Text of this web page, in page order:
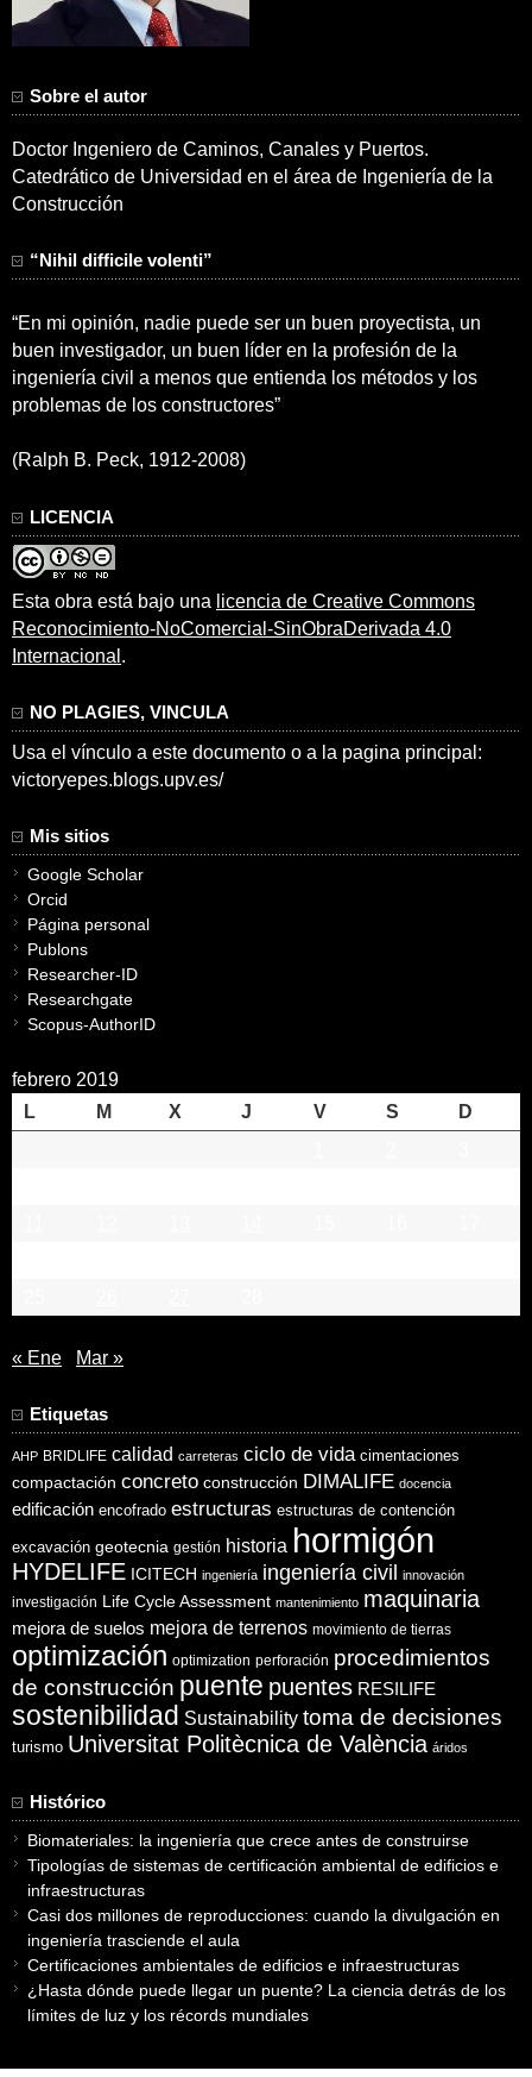
Sobre el autor
Doctor Ingeniero de Caminos, Canales y Puertos.
Catedrático de Universidad en el área de Ingeniería de la
Construcción
“Nihil difficile volenti”
“En mi opinión, nadie puede ser un buen proyectista, un
buen investigador, un buen líder en la profesión de la
ingeniería civil a menos que entienda los métodos y los
problemas de los constructores”
(Ralph B. Peck, 1912-2008)
LICENCIA
Esta obra está bajo una licencia de Creative Commons
Reconocimiento-NoComercial-SinObraDerivada 4.0
Internacional .
NO PLAGIES, VINCULA
Usa el vínculo a este documento o a la pagina principal:
victoryepes.blogs.upv.es/
Mis sitios
Google Scholar
Orcid
Página personal
Publons
Researcher-ID
Researchgate
Scopus-AuthorID
febrero 2019
L
M X J V S
D
« Ene Mar »
Etiquetas
AHP BRIDLIFE calidad carreteras ciclo de vida cimentaciones
compactación concreto construcción DIMALIFE docencia
edificación encofrado estructuras estructuras de contención
excavación geotecnia gestión historia hormigón
HYDELIFE ICITECH ingeniería ingeniería civil innovación
investigación Life Cycle Assessment mantenimiento maquinaria
mejora de suelos mejora de terrenos movimiento de tierras
optimización optimization perforación procedimientos
de construcción puente puentes RESILIFE
sostenibilidad Sustainability toma de decisiones
turismo Universitat Politècnica de València áridos
Histórico
Biomateriales: la ingeniería que crece antes de construirse
Tipologías de sistemas de certificación ambiental de edificios e
infraestructuras
Casi dos millones de reproducciones: cuando la divulgación en
ingeniería trasciende el aula
Certificaciones ambientales de edificios e infraestructuras
¿Hasta dónde puede llegar un puente? La ciencia detrás de los
límites de luz y los récords mundiales